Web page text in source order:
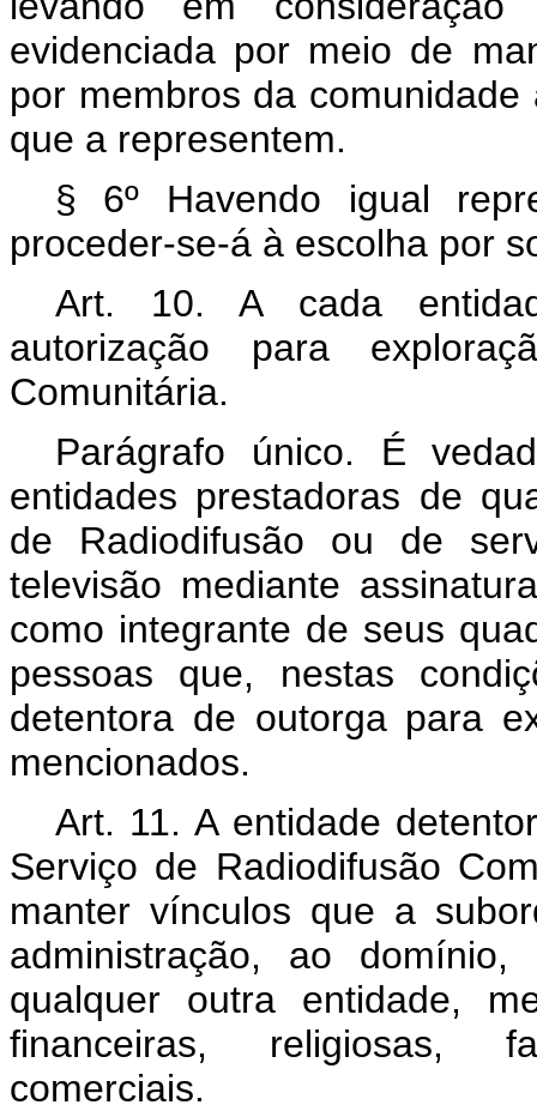
evidenciada por meio de
por membros da
que a representem.
§ 6º Havendo igual
proceder-se-á à escolha por
Art. 10. A cada
autorização para
Comunitária.
Parágrafo único. É
entidades prestadoras de
de Radiodifusão ou de
televisão mediante
como integrante de seus
pessoas que, nestas
detentora de outorga para
mencionados.
Art. 11. A entidade
Serviço de Radiodifusão
manter vínculos que a
administração, ao
qualquer outra entidade,
financeiras, religiosas,
comerciais.